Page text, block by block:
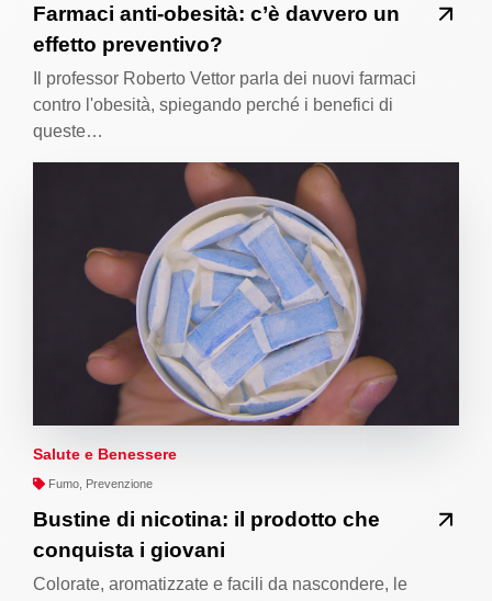
Farmaci anti-obesità: c’è davvero un
effetto preventivo?
Il professor Roberto Vettor parla dei nuovi farmaci
contro l'obesità, spiegando perché i benefici di
queste…
Salute e Benessere
Fumo, Prevenzione
Bustine di nicotina: il prodotto che
conquista i giovani
Colorate, aromatizzate e facili da nascondere, le